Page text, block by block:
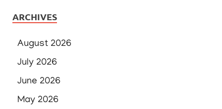
ARCHIVES
August 2026
July 2026
June 2026
May 2026